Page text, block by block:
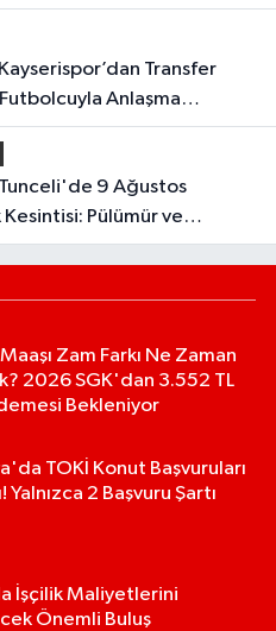
“İl Emri” Çağrısı
Anlaşma
Pülümür ve
Çok Sayıda Yerleşim
Zam Farkı Ne Zaman
2026 SGK'dan 3.552 TL
Bekleniyor
TOKİ Konut Başvuruları
Yalnızca 2 Başvuru Şartı
İşçilik Maliyetlerini
Önemli Buluş